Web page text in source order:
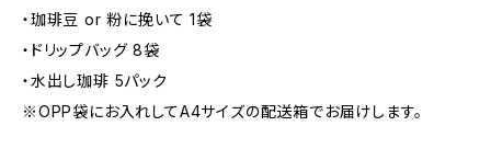
・珈琲豆 or 粉に挽いて 1袋
・ドリップバッグ 8袋
・水出し珈琲 5パック
※OPP袋にお入れしてA4サイズの配送箱でお届けします。